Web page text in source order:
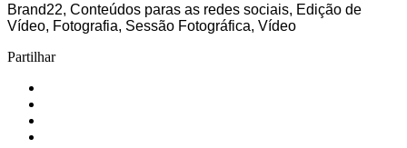
Brand22, Conteúdos paras as redes sociais, Edição de
Vídeo, Fotografia, Sessão Fotográfica, Vídeo
Partilhar